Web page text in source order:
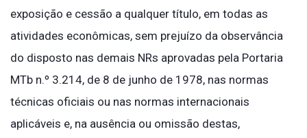
exposição e cessão a qualquer título, em todas as
atividades econômicas, sem prejuízo da observância
do disposto nas demais NRs aprovadas pela Portaria
MTb n.º 3.214, de 8 de junho de 1978, nas normas
técnicas oficiais ou nas normas internacionais
aplicáveis e, na ausência ou omissão destas,